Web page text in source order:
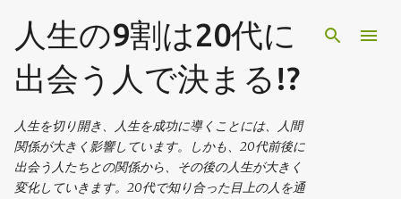
スキップしてメイン コンテンツに移動
人生の9割は20代に
出会う人で決まる!?
人生を切り開き、人生を成功に導くことには、人間
関係が大きく影響しています。しかも、20代前後に
出会う人たちとの関係から、その後の人生が大きく
変化していきます。20代で知り合った目上の人を通